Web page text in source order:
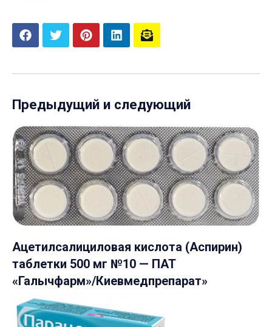
Предыдущий и следующий
Ацетилсалициловая кислота (Аспирин)
таблетки 500 мг №10 — ПАТ
«Галычфарм»/Киевмедпрепарат»